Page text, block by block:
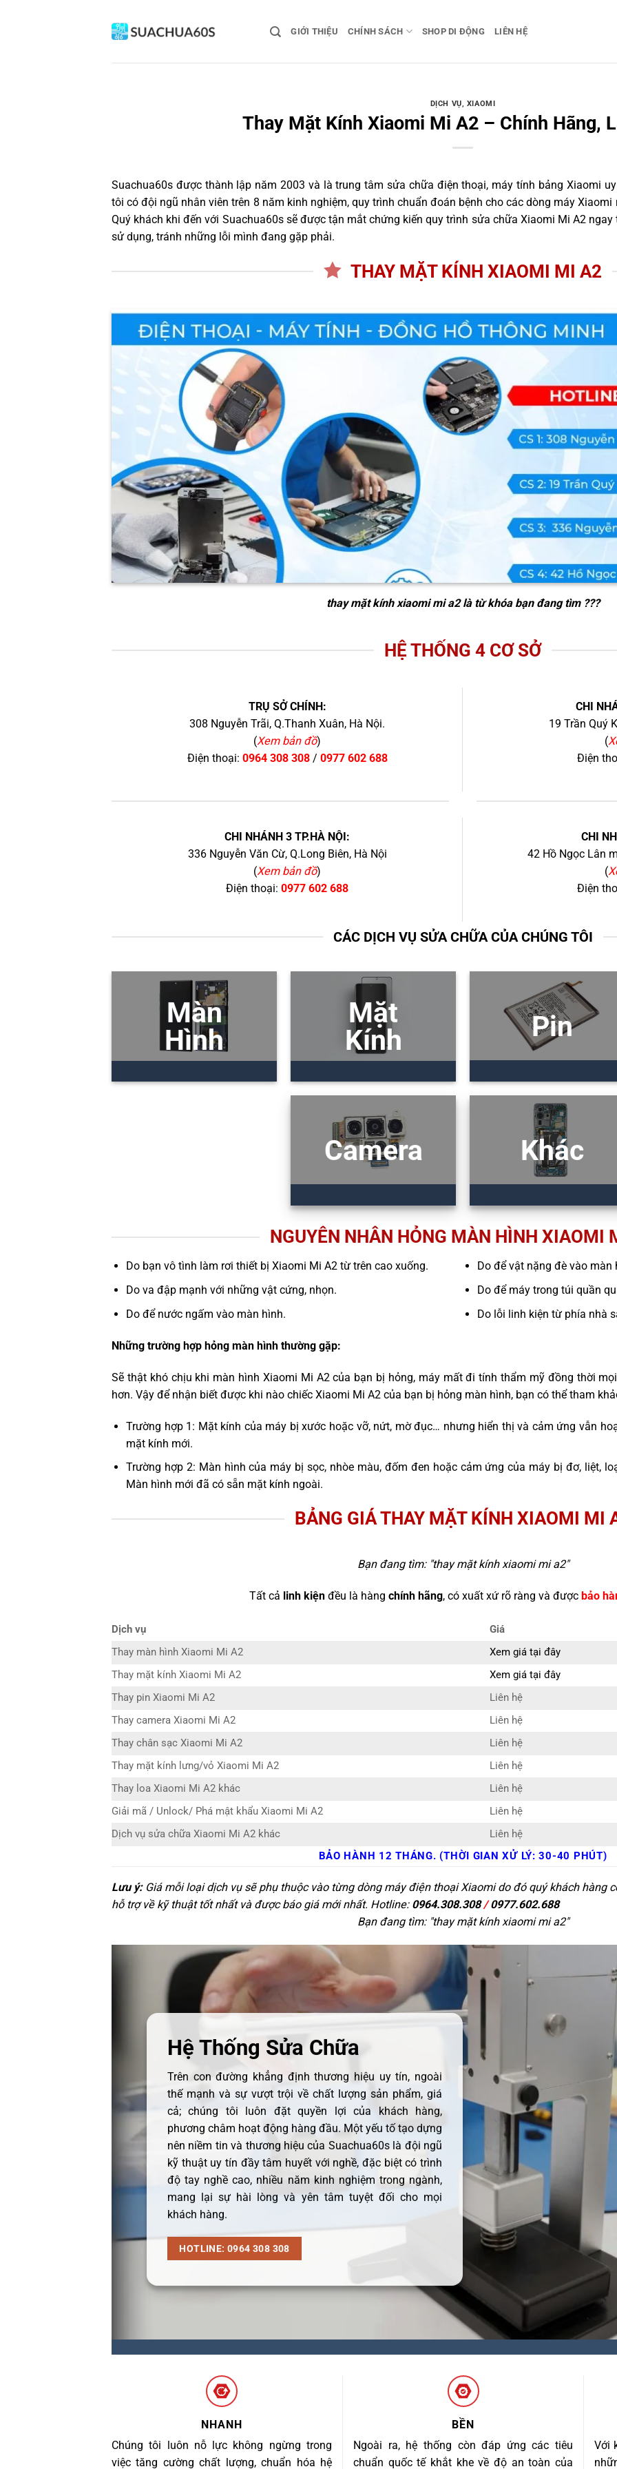
GIỚI THIỆU CHÍNH SÁCH SHOP DI ĐỘNG LIÊN HỆ
DỊCH VỤ, XIAOMI
Thay Mặt Kính Xiaomi Mi A2 – Chính Hãng,
Suachua60s được thành lập năm 2003 và là trung tâm sửa chữa điện thoại, máy tính bảng Xiaomi
tôi có đội ngũ nhân viên trên 8 năm kinh nghiệm, quy trình chuẩn đoán bệnh cho các dòng máy
Quý khách khi đến với Suachua60s sẽ được tận mắt chứng kiến quy trình sửa chữa Xiaomi Mi A2
sử dụng, tránh những lỗi mình đang gặp phải.
THAY MẶT KÍNH XIAOMI MI A2
thay mặt kính xiaomi mi a2là từ khóa bạn đang tìm ???
HỆ THỐNG 4 CƠ SỞ
TRỤ SỞ CHÍNH:
308 Nguyễn Trãi, Q.Thanh Xuân, Hà Nội.
(Xem bản đồ)
Điện thoại: 0964 308 308/ 0977 602 688
CHI
19 Trần Quý
(
Điện
CHI NHÁNH 3 TP.HÀ NỘI:
336 Nguyễn Văn Cừ, Q.Long Biên, Hà Nội
(Xem bản đồ)
Điện thoại: 0977 602 688
CHI
42 Hồ Ngọc Lân
(
Điện
CÁC DỊCH VỤ SỬA CHỮA CỦA CHÚNG TÔI
Màn
Hình
Mặt
Kính
Pin
Camera Khác
NGUYÊN NHÂN HỎNG MÀN HÌNH XIAOMI
Do bạn vô tình làm rơi thiết bị Xiaomi Mi A2 từ trên cao xuống.
Do va đập mạnh với những vật cứng, nhọn.
Do để nước ngấm vào màn hình.
Do để vật nặng đè vào màn
Do để máy trong túi quần
Do lỗi linh kiện từ phía nhà
Những trường hợp hỏng màn hình thường gặp:
Sẽ thật khó chịu khi màn hình Xiaomi Mi A2 của bạn bị hỏng, máy mất đi tính thẩm mỹ đồng thời
hơn. Vậy để nhận biết được khi nào chiếc Xiaomi Mi A2 của bạn bị hỏng màn hình, bạn có thể tham
Trường hợp 1: Mặt kính của máy bị xước hoặc vỡ, nứt, mờ đục… nhưng hiển thị và cảm ứng vẫn
mặt kính mới.
Trường hợp 2: Màn hình của máy bị sọc, nhòe màu, đốm đen hoặc cảm ứng của máy bị đơ, liệt,
Màn hình mới đã có sẵn mặt kính ngoài.
BẢNG GIÁ THAY MẶT KÍNH XIAOMI MI
Bạn đang tìm: "thay mặt kính xiaomi mi a2"
Tất cả linh kiệnđều là hàng chính hãng, có xuất xứ rõ ràng và được bảo
Dịch vụ
Giá
Thay màn hình Xiaomi Mi A2
Xem giá tại đây
Thay mặt kính Xiaomi Mi A2
Xem giá tại đây
Thay pin Xiaomi Mi A2
Liên hệ
Thay camera Xiaomi Mi A2
Liên hệ
Thay chân sạc Xiaomi Mi A2
Liên hệ
Thay mặt kính lưng/vỏ Xiaomi Mi A2
Liên hệ
Thay loa Xiaomi Mi A2 khác
Liên hệ
Giải mã / Unlock/ Phá mật khẩu Xiaomi Mi A2
Liên hệ
Dịch vụ sửa chữa Xiaomi Mi A2 khác
Liên hệ
BẢO HÀNH 12 THÁNG. (THỜI GIAN XỬ LÝ: 30-40 PHÚT)
Lưu ý:Giá mỗi loại dịch vụ sẽ phụ thuộc vào từng dòng máy điện thoại Xiaomi do đó quý khách hàng
hỗ trợ về kỹ thuật tốt nhất và được báo giá mới nhất. Hotline: 0964.308.308/0977.602.688
Bạn đang tìm: "thay mặt kính xiaomi mi a2"
Hệ Thống Sửa Chữa
Trên con đường khẳng định thương hiệu uy tín, ngoài
thế mạnh và sự vượt trội về chất lượng sản phẩm, giá
cả; chúng tôi luôn đặt quyền lợi của khách hàng,
phương châm hoạt động hàng đầu. Một yếu tố tạo dựng
nên niềm tin và thương hiệu của Suachua60s là đội ngũ
kỹ thuật uy tín đầy tâm huyết với nghề, đặc biệt có trình
độ tay nghề cao, nhiều năm kinh nghiệm trong ngành,
mang lại sự hài lòng và yên tâm tuyệt đối cho mọi
khách hàng.
HOTLINE: 0964 308 308
NHANH
Chúng tôi luôn nỗ lực không ngừng trong
việc tăng cường chất lượng, chuẩn hóa hệ
BỀN
Ngoài ra, hệ thống còn đáp ứng các tiêu
chuẩn quốc tế khắt khe về độ an toàn của
Với